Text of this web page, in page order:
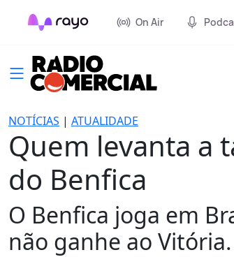
On Air
NOTÍCIAS | ATUALIDADE
Quem levanta a
do Benfica
O Benfica joga em
não ganhe ao